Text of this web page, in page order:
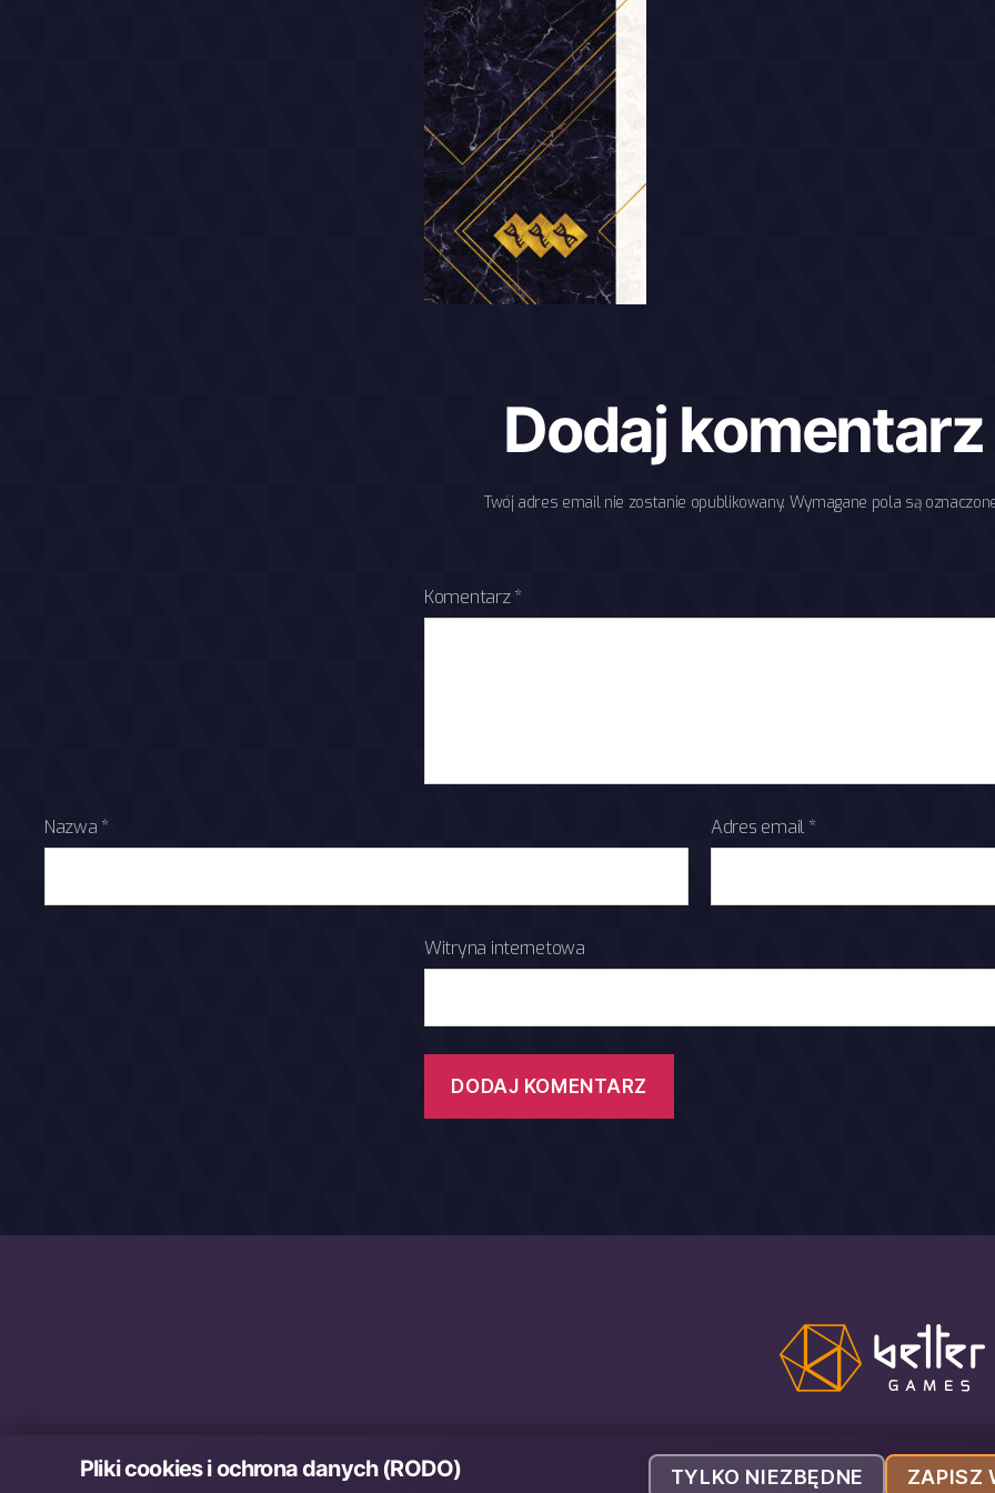
Dodaj komentarz
Twój adres email nie zostanie opublikowany. Wymagane pola są
Komentarz*
Nazwa * Adres email *
Witryna internetowa
telefon: 793 443 666
e-mail: biuro@bettergames.pl
Pliki cookies i ochrona danych (RODO) TYLKO NIEZBĘDNE ZAPISZ